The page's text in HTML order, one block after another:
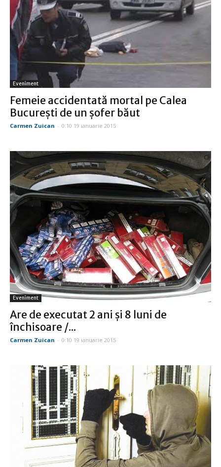
Eveniment
Femeie accidentată mortal pe Calea
Bucureşti de un şofer băut
Carmen Zuican - 0:10 19 ianuarie 2015
Eveniment
Are de executat 2 ani şi 8 luni de
închisoare /...
Carmen Zuican - 0:10 19 ianuarie 2015